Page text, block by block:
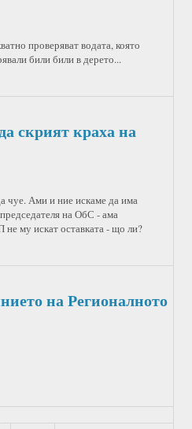
проверяват водата, която
били били в дерето...
скрият краха на
чуе. Ами и ние искаме да има
на ОбС - ама
му искат оставката - що ли?
на Регионалното